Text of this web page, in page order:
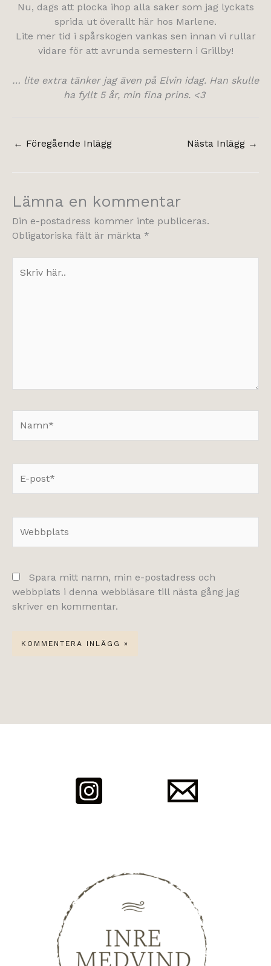
Nu, dags att plocka ihop alla saker som jag lyckats
sprida ut överallt här hos Marlene.
Lite mer tid i spårskogen vankas sen innan vi rullar
vidare för att avrunda semestern i Grillby!
… lite extra tänker jag även på Elvin idag. Han skulle
ha fyllt 5 år, min fina prins. <3
← Föregående Inlägg Nästa Inlägg →
Lämna en kommentar
Din e-postadress kommer inte publiceras.
Obligatoriska fält är märkta *
här..
post*
Spara mitt namn, min e-postadress och
webbplats i denna webbläsare till nästa gång jag
skriver en kommentar.